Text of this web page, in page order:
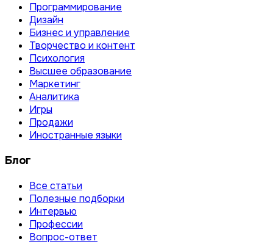
Программирование
Дизайн
Бизнес и управление
Творчество и контент
Психология
Высшее образование
Маркетинг
Аналитика
Игры
Продажи
Иностранные языки
Блог
Все статьи
Полезные подборки
Интервью
Профессии
Вопрос-ответ